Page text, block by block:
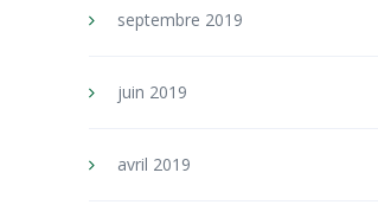
septembre 2019
juin 2019
avril 2019